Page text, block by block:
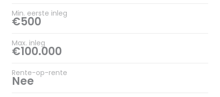
Min. eerste inleg
€500
Max. inleg
€100.000
Rente-op-rente
Nee